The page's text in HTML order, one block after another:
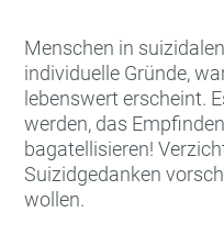
Menschen in
individuelle Gründe,
lebenswert erscheint.
werden, das
bagatellisieren!
Suizidgedanken
wollen.